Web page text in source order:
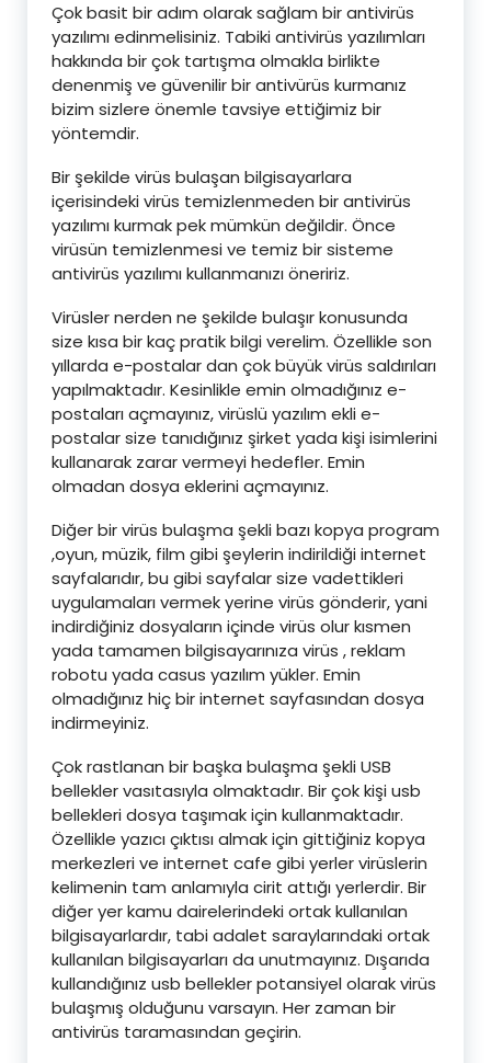
Çok basit bir adım olarak sağlam bir antivirüs
yazılımı edinmelisiniz. Tabiki antivirüs yazılımları
hakkında bir çok tartışma olmakla birlikte
denenmiş ve güvenilir bir antivürüs kurmanız
bizim sizlere önemle tavsiye ettiğimiz bir
yöntemdir.
Bir şekilde virüs bulaşan bilgisayarlara
içerisindeki virüs temizlenmeden bir antivirüs
yazılımı kurmak pek mümkün değildir. Önce
virüsün temizlenmesi ve temiz bir sisteme
antivirüs yazılımı kullanmanızı öneririz.
Virüsler nerden ne şekilde bulaşır konusunda
size kısa bir kaç pratik bilgi verelim. Özellikle son
yıllarda e-postalar dan çok büyük virüs saldırıları
yapılmaktadır. Kesinlikle emin olmadığınız e-
postaları açmayınız, virüslü yazılım ekli e-
postalar size tanıdığınız şirket yada kişi isimlerini
kullanarak zarar vermeyi hedefler. Emin
olmadan dosya eklerini açmayınız.
Diğer bir virüs bulaşma şekli bazı kopya program
,oyun, müzik, film gibi şeylerin indirildiği internet
sayfalarıdır, bu gibi sayfalar size vadettikleri
uygulamaları vermek yerine virüs gönderir, yani
indirdiğiniz dosyaların içinde virüs olur kısmen
yada tamamen bilgisayarınıza virüs , reklam
robotu yada casus yazılım yükler. Emin
olmadığınız hiç bir internet sayfasından dosya
indirmeyiniz.
Çok rastlanan bir başka bulaşma şekli USB
bellekler vasıtasıyla olmaktadır. Bir çok kişi usb
bellekleri dosya taşımak için kullanmaktadır.
Özellikle yazıcı çıktısı almak için gittiğiniz kopya
merkezleri ve internet cafe gibi yerler virüslerin
kelimenin tam anlamıyla cirit attığı yerlerdir. Bir
diğer yer kamu dairelerindeki ortak kullanılan
bilgisayarlardır, tabi adalet saraylarındaki ortak
kullanılan bilgisayarları da unutmayınız. Dışarıda
kullandığınız usb bellekler potansiyel olarak virüs
bulaşmış olduğunu varsayın. Her zaman bir
antivirüs taramasından geçirin.